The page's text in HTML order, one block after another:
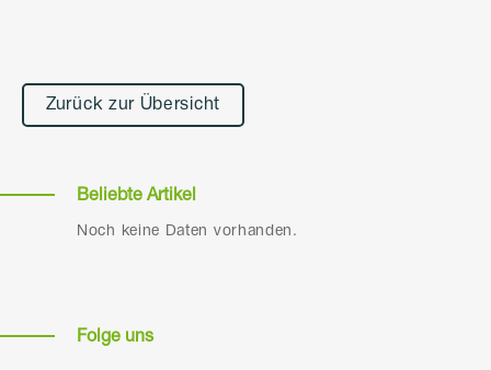
Zurück zur Übersicht
Beliebte Artikel
Noch keine Daten vorhanden.
Folge uns